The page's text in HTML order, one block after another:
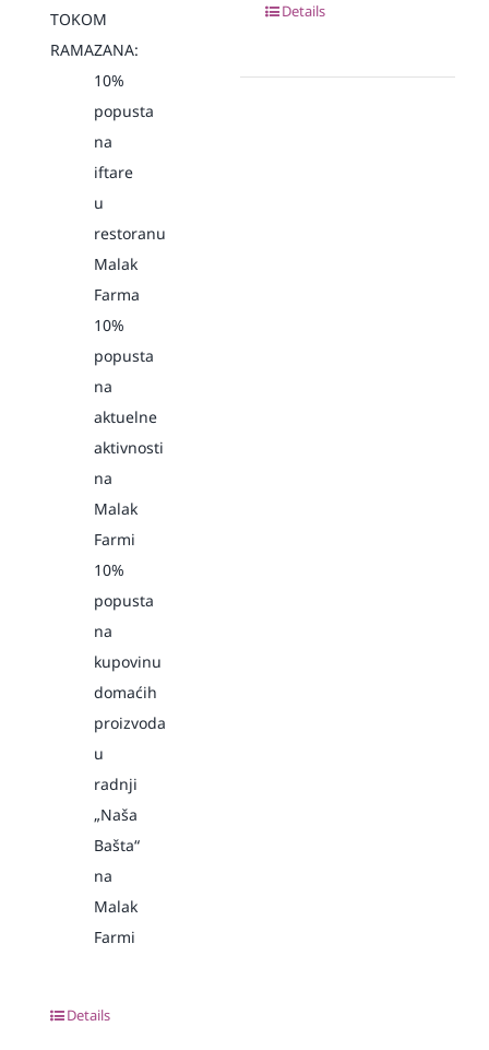
TOKOM
RAMAZANA:
10%
popusta
na
iftare
u
restoranu
Malak
Farma
10%
popusta
na
aktuelne
aktivnosti
na
Malak
Farmi
10%
popusta
na
kupovinu
domaćih
proizvoda
u
radnji
„Naša
Bašta“
na
Malak
Farmi
Details
Details